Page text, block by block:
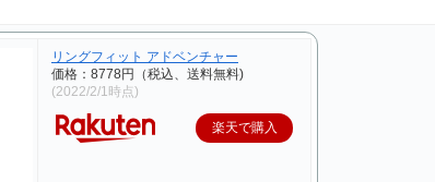
リングフィット アドベンチャー
価格：8778円（税込、送料無料)
(2022/2/1時点)
楽天で購入